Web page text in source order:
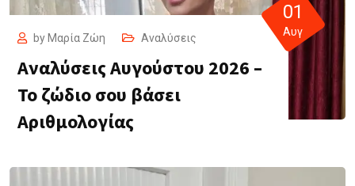
by Μαρία Ζώη Αναλύσεις
Αναλύσεις Αυγούστου 2026 –
Το ζώδιο σου βάσει
Αριθμολογίας
01
Αυγ